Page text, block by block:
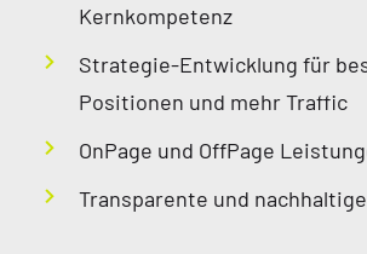
Kernkompetenz
Strategie-Entwicklung für
Positionen und mehr Traffic
OnPage und OffPage
Transparente und nachhaltige